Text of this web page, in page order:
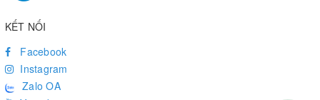
KẾT NỐI
Facebook
Instagram
Zalo OA